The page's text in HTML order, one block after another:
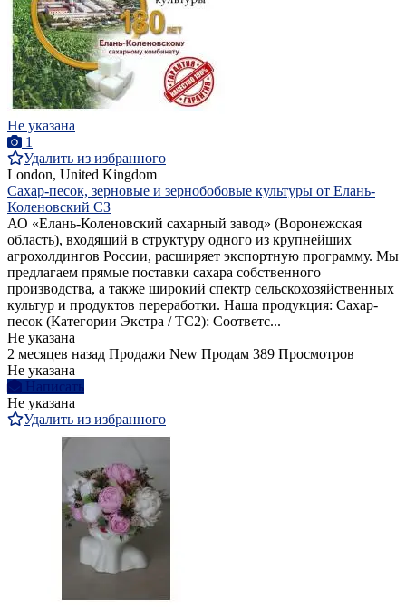
Не указана
1
Удалить из избранного
London, United Kingdom
Сахар-песок, зерновые и зернобобовые культуры от Елань-
Коленовский СЗ
АО «Елань-Коленовский сахарный завод» (Воронежская
область), входящий в структуру одного из крупнейших
агрохолдингов России, расширяет экспортную программу. Мы
предлагаем прямые поставки сахара собственного
производства, а также широкий спектр сельскохозяйственных
культур и продуктов переработки. Наша продукция: Сахар-
песок (Категории Экстра / ТС2): Соответс...
Не указана
2 месяцев назад Продажи New Продам 389 Просмотров
Не указана
Написать
Не указана
Удалить из избранного